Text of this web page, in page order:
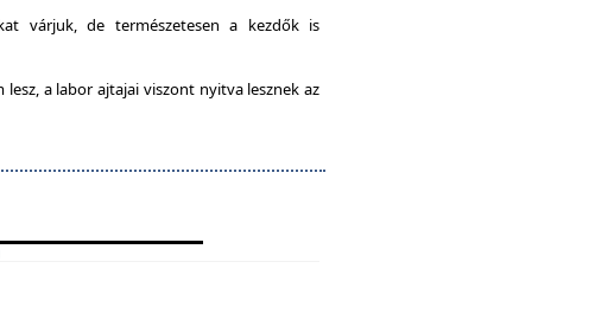
várjuk, de természetesen a kezdők is
a labor ajtajai viszont nyitva lesznek az